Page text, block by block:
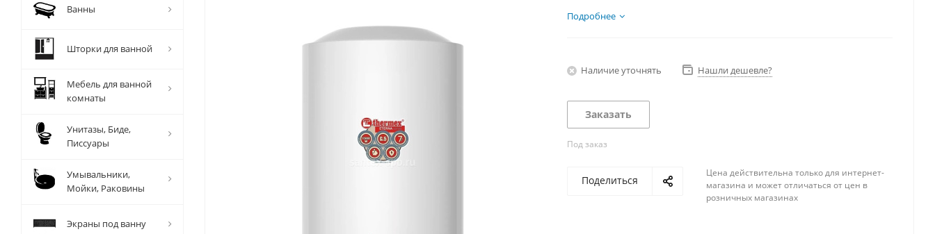
Подробнее
Наличие уточнять Нашли дешевле?
Заказать
Под заказ
Поделиться
Цена действительна только для интернет-
магазина и может отличаться от цен в
розничных магазинах
Ванны
Шторки для ванной
Мебель для ванной
комнаты
Унитазы, Биде,
Писсуары
Умывальники,
Мойки, Раковины
Экраны под ванну